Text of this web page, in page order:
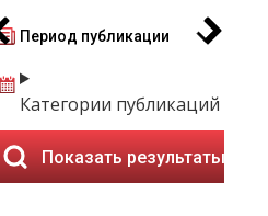
Период публикации
Категории публикаций
Показать результаты